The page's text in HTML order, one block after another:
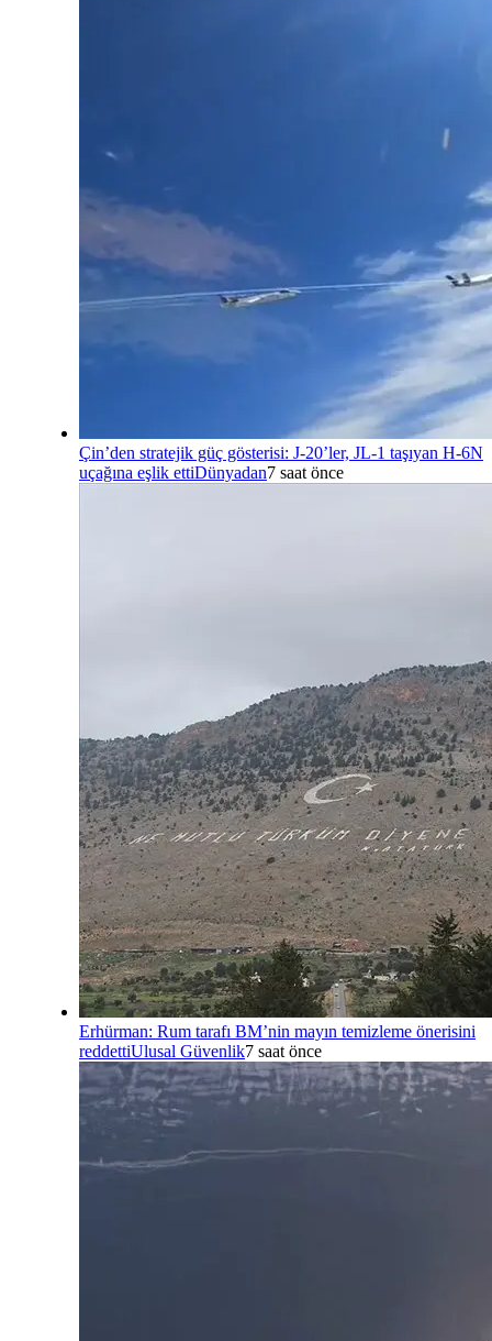
Çin’den stratejik güç gösterisi: J-20’ler, JL-1 taşıyan H-6N
uçağına eşlik ettiDünyadan7 saat önce
Erhürman: Rum tarafı BM’nin mayın temizleme önerisini
reddettiUlusal Güvenlik7 saat önce